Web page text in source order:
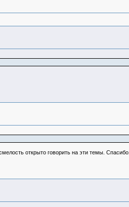
открыто говорить на эти темы. Спасибо.